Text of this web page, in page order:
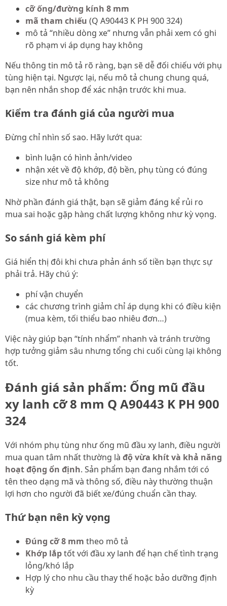
cỡ ống/đường kính 8 mm
mã tham chiếu (Q A90443 K PH 900 324)
mô tả “nhiều dòng xe” nhưng vẫn phải xem có ghi
rõ phạm vi áp dụng hay không
Nếu thông tin mô tả rõ ràng, bạn sẽ dễ đối chiếu với phụ
tùng hiện tại. Ngược lại, nếu mô tả chung chung quá,
bạn nên nhắn shop để xác nhận trước khi mua.
Kiểm tra đánh giá của người mua
Đừng chỉ nhìn số sao. Hãy lướt qua:
bình luận có hình ảnh/video
nhận xét về độ khớp, độ bền, phụ tùng có đúng
size như mô tả không
Nhờ phần đánh giá thật, bạn sẽ giảm đáng kể rủi ro
mua sai hoặc gặp hàng chất lượng không như kỳ vọng.
So sánh giá kèm phí
Giá hiển thị đôi khi chưa phản ánh số tiền bạn thực sự
phải trả. Hãy chú ý:
phí vận chuyển
các chương trình giảm chỉ áp dụng khi có điều kiện
(mua kèm, tối thiểu bao nhiêu đơn…)
Việc này giúp bạn “tính nhẩm” nhanh và tránh trường
hợp tưởng giảm sâu nhưng tổng chi cuối cùng lại không
tốt.
Đánh giá sản phẩm: Ống mũ đầu
xy lanh cỡ 8 mm Q A90443 K PH 900
324
Với nhóm phụ tùng như ống mũ đầu xy lanh, điều người
mua quan tâm nhất thường là độ vừa khít và khả năng
hoạt động ổn định. Sản phẩm bạn đang nhắm tới có
tên theo dạng mã và thông số, điều này thường thuận
lợi hơn cho người đã biết xe/đúng chuẩn cần thay.
Thứ bạn nên kỳ vọng
Đúng cỡ 8 mm theo mô tả
Khớp lắptốt với đầu xy lanh để hạn chế tình trạng
lỏng/khó lắp
Hợp lý cho nhu cầu thay thế hoặc bảo dưỡng định
kỳ